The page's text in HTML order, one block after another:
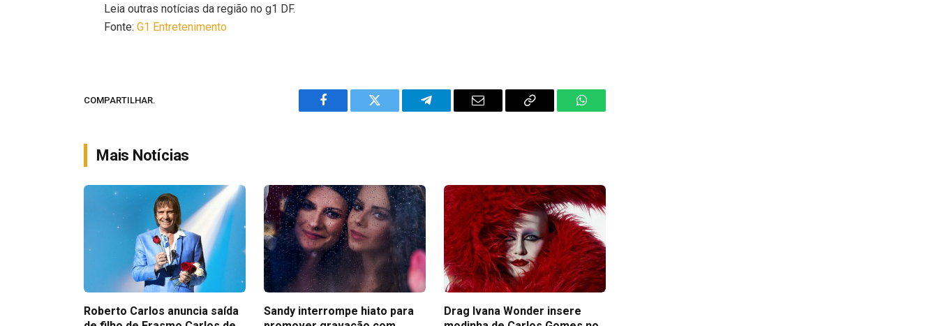
Leia outras notícias da região no g1 DF.
Fonte:G1 Entretenimento
COMPARTILHAR.
Facebook Twitter Telegram Email
Copy
WhatsApp
Mais Notícias
Roberto Carlos anuncia saída
Sandy interrompe hiato para
Drag Ivana Wonder insere